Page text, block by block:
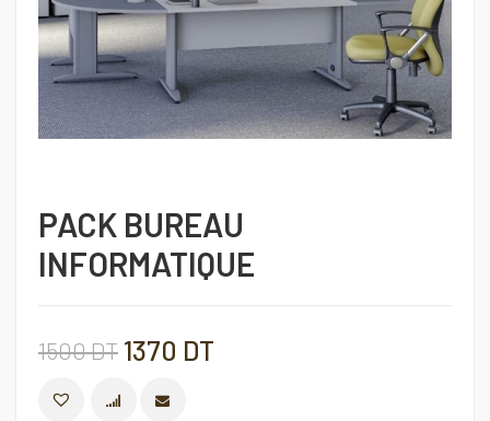
PACK BUREAU
INFORMATIQUE
1500DT Le
prix
1370 DT
COMPARER